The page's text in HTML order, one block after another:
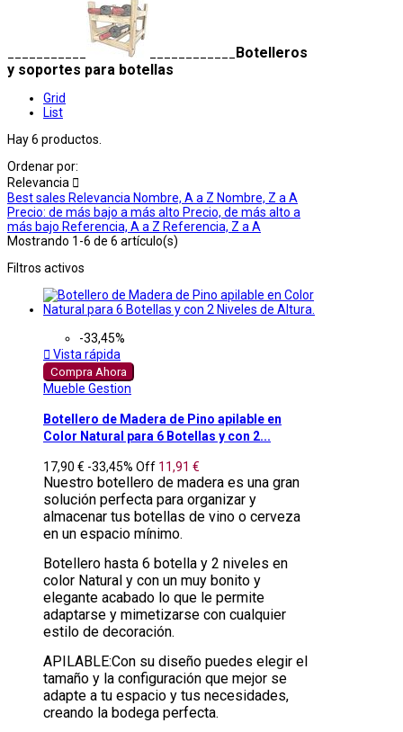
Botelleros
y soportes para botellas
Grid
List
Hay 6 productos.
Ordenar por:
Relevancia 
Best sales Relevancia Nombre, A a Z Nombre, Z a A
Precio: de más bajo a más alto Precio, de más alto a
más bajo Referencia, A a Z Referencia, Z a A
Mostrando 1-6 de 6 artículo(s)
Filtros activos
-33,45%
 Vista rápida
Compra Ahora
Mueble Gestion
Botellero de Madera de Pino apilable en
Color Natural para 6 Botellas y con 2...
17,90 € -33,45% Off 11,91 €
Nuestro botellero de madera es una gran
solución perfecta para organizar y
almacenar tus botellas de vino o cerveza
en un espacio mínimo.
Botellero hasta 6 botella y 2 niveles en
color Natural y con un muy bonito y
elegante acabado lo que le permite
adaptarse y mimetizarse con cualquier
estilo de decoración.
APILABLE:Con su diseño puedes elegir el
tamaño y la configuración que mejor se
adapte a tu espacio y tus necesidades,
creando la bodega perfecta.